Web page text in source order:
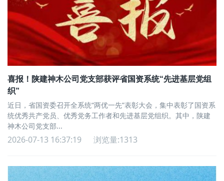
喜报！陕建神木公司党支部获评省国资系统“先进基层党组
织”
近日，省国资委召开全系统“两优一先”表彰大会，集中表彰了国资系
统优秀共产党员、优秀党务工作者和先进基层党组织。其中，陕建
神木公司党支部...
2026-07-13 16:37:19 浏览量:1313